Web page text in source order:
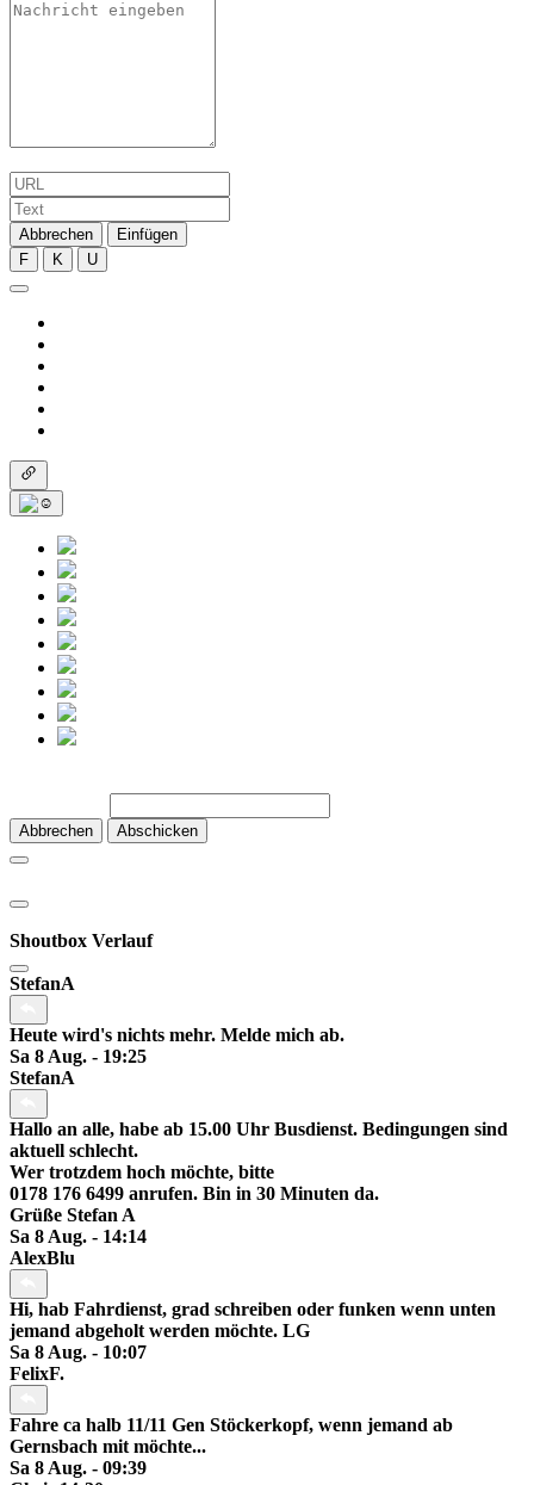
Abbrechen
Einfügen
F
K U
Abbrechen Abschicken
Shoutbox Verlauf
StefanA
Heute wird's nichts mehr. Melde mich ab.
Sa 8 Aug. - 19:25
StefanA
Hallo an alle, habe ab 15.00 Uhr Busdienst. Bedingungen sind
aktuell schlecht.
Wer trotzdem hoch möchte, bitte
0178 176 6499 anrufen. Bin in 30 Minuten da.
Grüße Stefan A
Sa 8 Aug. - 14:14
AlexBlu
Hi, hab Fahrdienst, grad schreiben oder funken wenn unten
jemand abgeholt werden möchte. LG
Sa 8 Aug. - 10:07
FelixF.
Fahre ca halb 11/11 Gen Stöckerkopf, wenn jemand ab
Gernsbach mit möchte...
Sa 8 Aug. - 09:39